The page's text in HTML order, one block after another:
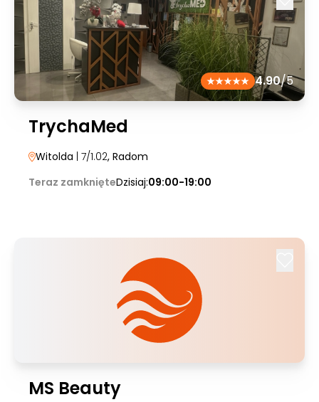
4.90/5
TrychaMed
Witolda | 7/1.02, Radom
Teraz zamknięteDzisiaj:09:00-19:00
MS Beauty